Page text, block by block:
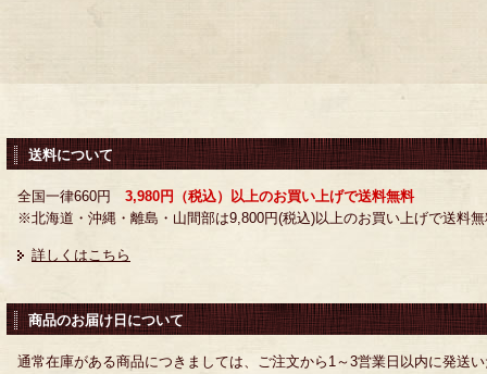
送料について
全国一律660円 3,980円（税込）以上のお買い上げで送料無料
※北海道・沖縄・離島・山間部は9,800円(税込)以上のお買い上げで送料
詳しくはこちら
商品のお届け日について
通常在庫がある商品につきましては、ご注文から1～3営業日以内に発送